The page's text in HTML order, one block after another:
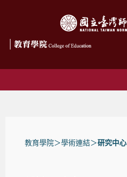
教育學院＞學術連結＞研究中心